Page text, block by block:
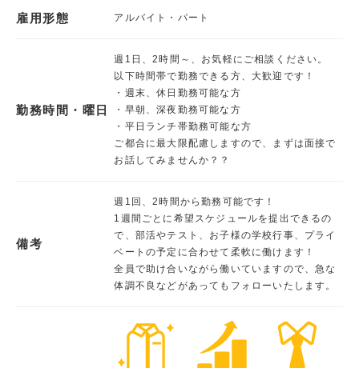
雇用形態 アルバイト・パート
勤務時間・曜日
週1日、2時間～、お気軽にご相談ください。
以下時間帯で勤務できる方、大歓迎です！
・週末、休日勤務可能な方
・早朝、深夜勤務可能な方
・平日ランチ帯勤務可能な方
ご都合に最大限配慮しますので、まずは面接で
お話してみませんか？？
備考
週1回、2時間から勤務可能です！
1週間ごとに希望スケジュールを提出できるの
で、部活やテスト、お子様の学校行事、プライ
ベートの予定に合わせて柔軟に働けます！
全員で助け合いながら働いていますので、急な
体調不良などがあってもフォローいたします。